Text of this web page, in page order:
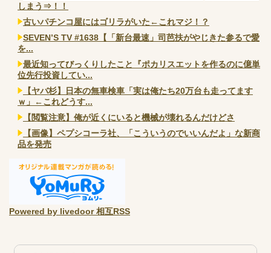
しまう⇒！！
古いパチンコ屋にはゴリラがいた←これマジ！？
SEVEN’S TV #1638【「新台最速」司芭扶がやじきた参るで愛
を...
最近知ってびっくりしたこと『ポカリスエットを作るのに億単
位先行投資してい...
【ヤバ杉】日本の無車検車「実は俺たち20万台も走ってます
ｗ」←これどうす...
【閲覧注意】俺が近くにいると機械が壊れるんだけどさ
【画像】ペプシコーラ社、「こういうのでいいんだよ」な新商
品を発売
Powered by livedoor 相互RSS